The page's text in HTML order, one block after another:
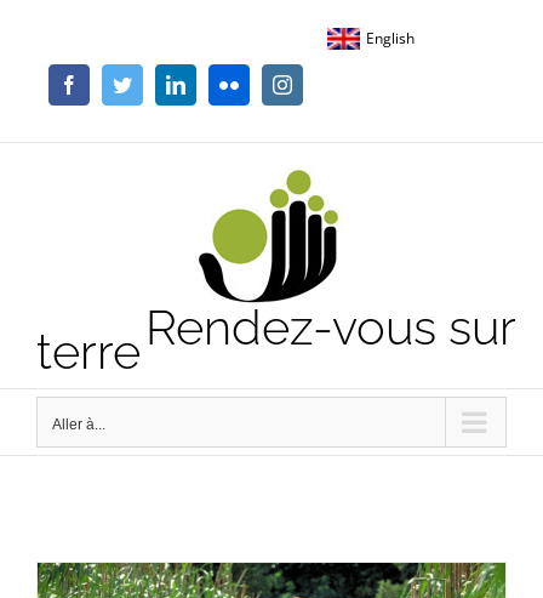
contenu
English
FacebookTwitterLinkedInFlickr Instagram
Rendez-vous sur
terre
Aller à...